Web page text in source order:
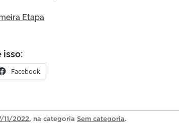
Etapa
isso:
Facebook
11/2022, na categoria Sem categoria.